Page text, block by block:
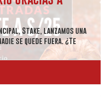
Stake, lanzamos una
se quede fuera. ¿Te